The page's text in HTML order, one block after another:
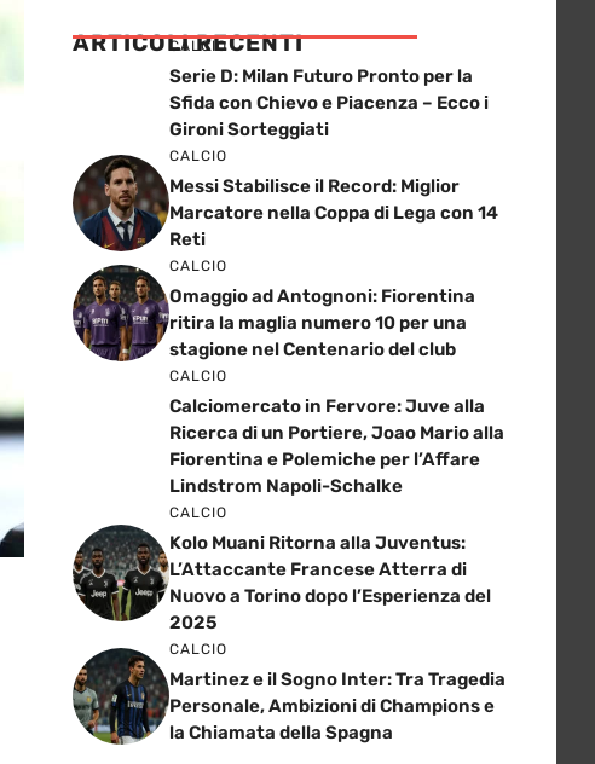
ARTICOLI RECENTI
CALCIO
Serie D: Milan Futuro Pronto per la
Sfida con Chievo e Piacenza – Ecco i
Gironi Sorteggiati
CALCIO
Messi Stabilisce il Record: Miglior
Marcatore nella Coppa di Lega con 14
Reti
CALCIO
Omaggio ad Antognoni: Fiorentina
ritira la maglia numero 10 per una
stagione nel Centenario del club
CALCIO
Calciomercato in Fervore: Juve alla
Ricerca di un Portiere, Joao Mario alla
Fiorentina e Polemiche per l’Affare
Lindstrom Napoli-Schalke
CALCIO
Kolo Muani Ritorna alla Juventus:
L’Attaccante Francese Atterra di
Nuovo a Torino dopo l’Esperienza del
2025
CALCIO
Martinez e il Sogno Inter: Tra Tragedia
Personale, Ambizioni di Champions e
la Chiamata della Spagna